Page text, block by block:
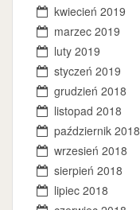
kwiecień 2019
marzec 2019
luty 2019
styczeń 2019
grudzień 2018
listopad 2018
październik 2018
wrzesień 2018
sierpień 2018
lipiec 2018